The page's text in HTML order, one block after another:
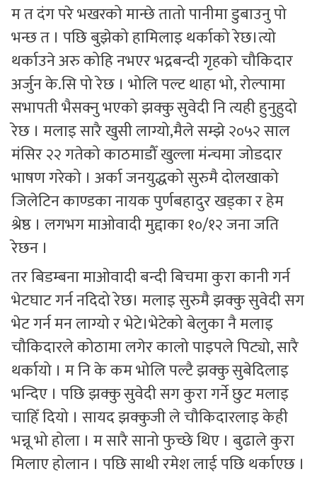
म त दंग परे भखरको मान्छे तातो पानीमा डुबाउनु पो
भन्छ त । पछि बुझेको हामिलाइ थर्काको रेछ।त्यो
थर्काउने अरु कोहि नभएर भद्रबन्दी गृहको चौकिदार
अर्जुन के.सि पो रेछ । भोलि पल्ट थाहा भो, रोल्पामा
सभापती भैसक्नु भएको झक्कु सुवेदी नि त्यही हुनुहुदो
रेछ । मलाइ सारै खुसी लाग्यो,मैले सम्झे २०५२ साल
मंसिर २२ गतेको काठमाडौँ खुल्ला मंन्चमा जोडदार
भाषण गरेको । अर्का जनयुद्धको सुरुमै दोलखाको
जिलेटिन काण्डका नायक पुर्णबहादुर खड्का र हेम
श्रेष्ठ । लगभग माओवादी मुद्दाका १०/१२ जना जति
रेछन ।
तर बिडम्बना माओवादी बन्दी बिचमा कुरा कानी गर्न
भेटघाट गर्न नदिदो रेछ। मलाइ सुरुमै झक्कु सुवेदी सग
भेट गर्न मन लाग्यो र भेटे।भेटेको बेलुका नै मलाइ
चौकिदारले कोठामा लगेर कालो पाइपले पिट्यो, सारै
थर्कायो । म नि के कम भोलि पल्टै झक्कु सुबेदिलाइ
भन्दिए । पछि झक्कु सुवेदी सग कुरा गर्ने छुट मलाइ
चाहिँ दियो । सायद झक्कुजी ले चौकिदारलाइ केही
भन्नू भो होला । म सारै सानो फुच्छे थिए । बुढाले कुरा
मिलाए होलान । पछि साथी रमेश लाई पछि थर्काएछ ।